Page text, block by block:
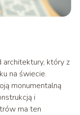
architektury, który z
na świecie.
monumentalną
i
ma ten